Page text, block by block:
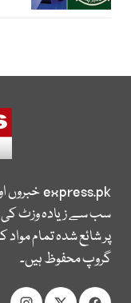
express.pkخبروں
سب سے زیادہ وزٹ
پر شائع شدہ تمام
گروپ محفوظ ہیں۔